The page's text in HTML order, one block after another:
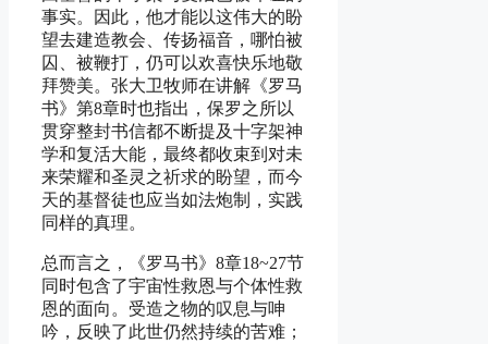
事实。因此，他才能以这伟大的盼
望去建造教会、传扬福音，哪怕被
囚、被鞭打，仍可以欢喜快乐地敬
拜赞美。张大卫牧师在讲解《罗马
书》第8章时也指出，保罗之所以
贯穿整封书信都不断提及十字架神
学和复活大能，最终都收束到对未
来荣耀和圣灵之祈求的盼望，而今
天的基督徒也应当如法炮制，实践
同样的真理。
总而言之，《罗马书》8章18~27节
同时包含了宇宙性救恩与个体性救
恩的面向。受造之物的叹息与呻
吟，反映了此世仍然持续的苦难；